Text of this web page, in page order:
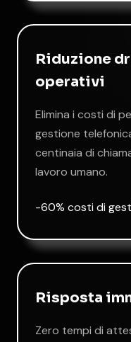
Riduzione
operativi
Elimina i costi di
gestione
centinaia di
lavoro umano.
-60% costi di
Risposta
Zero tempi di